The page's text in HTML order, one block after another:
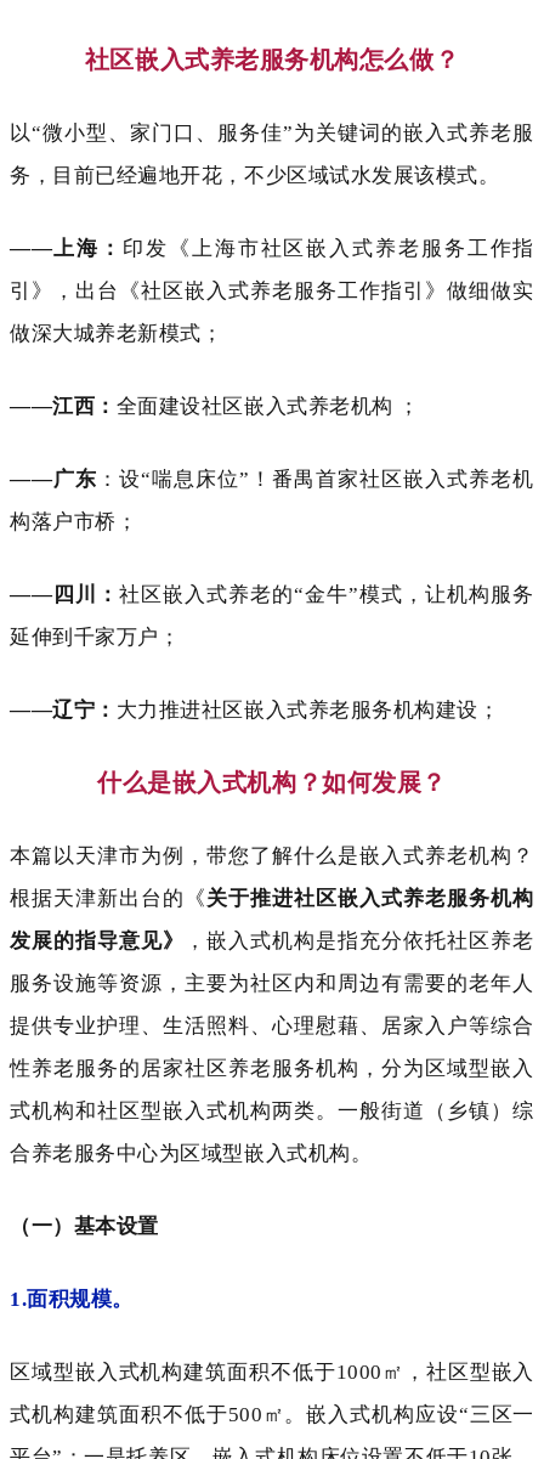
社区嵌入式养老服务机构怎么做？
以“微小型、家门口、服务佳”为关键词的嵌入式养老服
务，目前已经遍地开花，不少区域试水发展该模式。
——上海： 印发《上海市社区嵌入式养老服务工作指
引》，出台《社区嵌入式养老服务工作指引》做细做实
做深大城养老新模式；
——江西： 全面建设社区嵌入式养老机构 ；
——广东 ：设“喘息床位”！番禺首家社区嵌入式养老机
构落户市桥；
——四川： 社区嵌入式养老的“金牛”模式，让机构服务
延伸到千家万户；
——辽宁： 大力推进社区嵌入式养老服务机构建设；
什么是嵌入式机构？如何发展？
本篇以天津市为例，带您了解什么是嵌入式养老机构？
根据天津新出台的《关于推进社区嵌入式养老服务机构
发展的指导意见》
，嵌入式机构是指充分依托社区养老
服务设施等资源，主要为社区内和周边有需要的老年人
提供专业护理、生活照料、心理慰藉、居家入户等综合
性养老服务的居家社区养老服务机构，分为区域型嵌入
式机构和社区型嵌入式机构两类。一般街道（乡镇）综
合养老服务中心为区域型嵌入式机构。
（一）基本设置
1.面积规模。
区域型嵌入式机构建筑面积不低于1000㎡，社区型嵌入
式机构建筑面积不低于500 ㎡ 。嵌入式机构应设“三区一